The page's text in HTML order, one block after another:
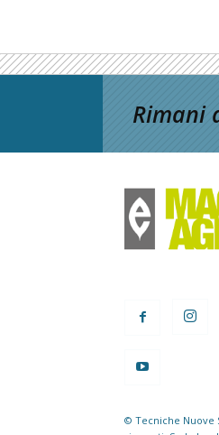
Rimani
© Tecniche Nuove